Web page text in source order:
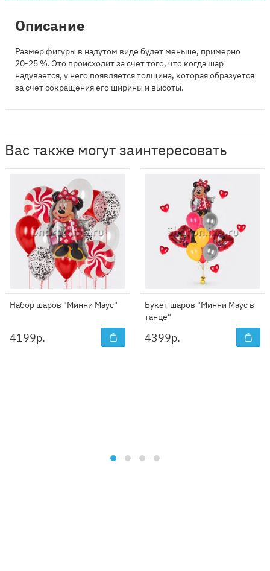
Описание
Размер фигуры в надутом виде будет меньше, примерно
20-25 %. Это происходит за счет того, что когда шар
надувается, у него появляется толщина, которая образуется
за счет сокращения его ширины и высоты.
Вас также могут заинтересовать
Набор шаров "Минни Маус"
4199р.
Букет шаров "Минни Маус в
танце"
4399р.